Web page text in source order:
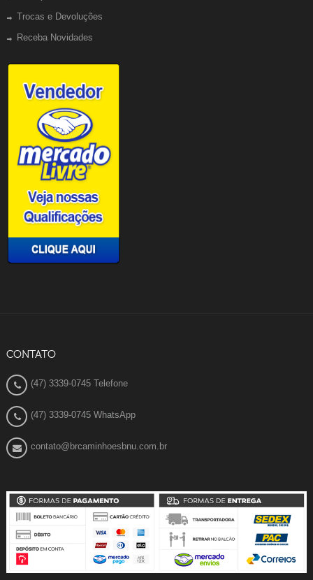
Trocas e Devoluções
Receba Novidades
CONTATO
(47) 3339-0745 Telefone
(47) 3339-0745 WhatsApp
contato@brcaminhoesbnu.com.br